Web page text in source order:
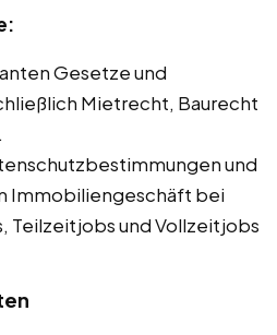
Gesetze und
Mietrecht, Baurecht
und
Immobiliengeschäft bei
Teilzeitjobs und Vollzeitjobs